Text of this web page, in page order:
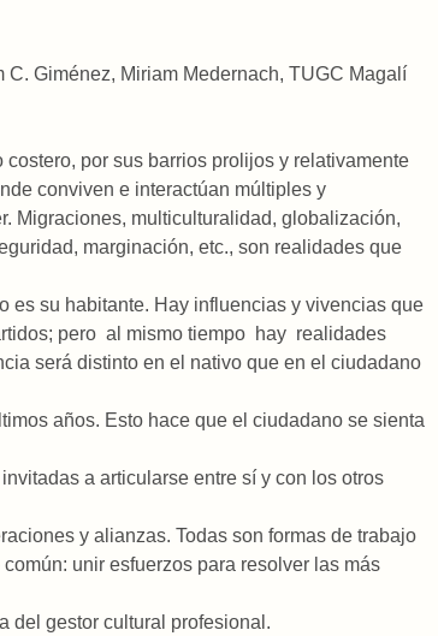
Giménez, Miriam Medernach, TUGC Magalí
por sus barrios prolijos y relativamente
conviven e interactúan múltiples y
Migraciones, multiculturalidad, globalización,
marginación, etc., son realidades que
es su habitante. Hay influencias y vivencias que
pero al mismo tiempo hay realidades
será distinto en el nativo que en el ciudadano
años. Esto hace que el ciudadano se sienta
a articularse entre sí y con los otros
y alianzas. Todas son formas de trabajo
unir esfuerzos para resolver las más
del gestor cultural profesional.